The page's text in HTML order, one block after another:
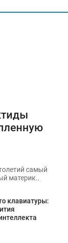
самый
материк..
клавиатуры: